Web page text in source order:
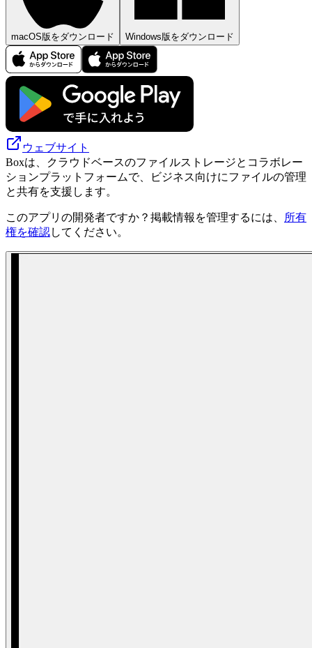
macOS版をダウンロード Windows版をダウンロード
ウェブサイト
Boxは、クラウドベースのファイルストレージとコラボレー
ションプラットフォームで、ビジネス向けにファイルの管理
と共有を支援します。
このアプリの開発者ですか？掲載情報を管理するには、
所有
権を確認してください。